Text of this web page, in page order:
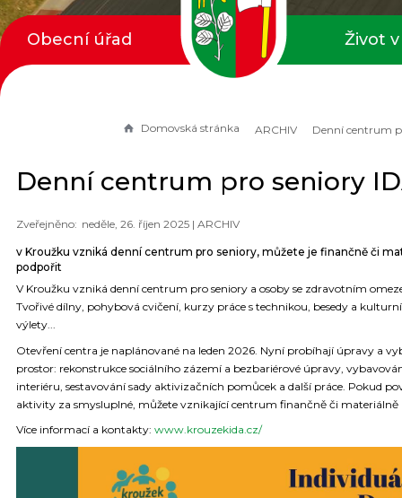
Domovská stránka ARCHIV
Denní centrum pro seniory
neděle, 26. říjen 2025 | ARCHIV
v Kroužku vzniká denní centrum pro seniory, můžete je finančně či
podpořit
V Kroužku vzniká denní centrum pro seniory a osoby se zdravotním
Tvořivé dílny, pohybová cvičení, kurzy práce s technikou, besedy a
výlety...
Otevření centra je naplánované na leden 2026. Nyní probíhají úpravy a
prostor: rekonstrukce sociálního zázemí a bezbariérové úpravy,
interiéru, sestavování sady aktivizačních pomůcek a další práce. Pokud
aktivity za smysluplné, můžete vznikající centrum finančně či materiálně
Více informací a kontakty: www.krouzekida.cz/
Obecní úřad Život